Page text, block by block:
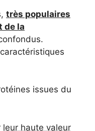
très populaires
de la
issues du
leur haute valeur